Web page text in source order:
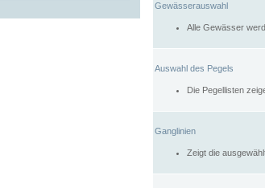
Gewässerauswahl
Alle Gewässer
Auswahl des Pegels
Die Pegellisten
Ganglinien
Zeigt die